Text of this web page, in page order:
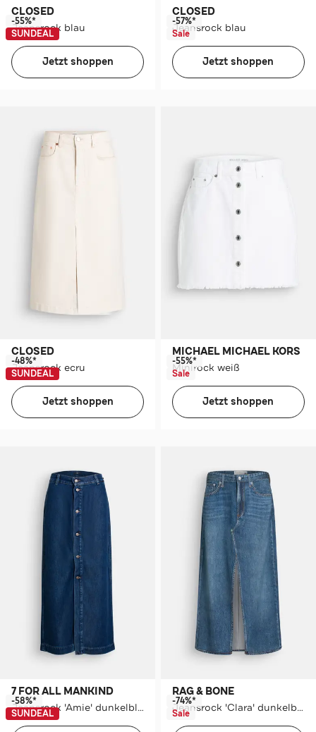
CLOSED
Jeansrock blau
-55%*
SUNDEAL
Jetzt shoppen
CLOSED
Jeansrock blau
-57%*
Sale
Jetzt shoppen
CLOSED
Jeansrock ecru
-48%*
SUNDEAL
Jetzt shoppen
MICHAEL MICHAEL KORS
Minirock weiß
-55%*
Sale
Jetzt shoppen
7 FOR ALL MANKIND
Jeansrock 'Amie' dunkelblau
-58%*
SUNDEAL
RAG & BONE
Jeansrock 'Clara' dunkelblau
-74%*
Sale